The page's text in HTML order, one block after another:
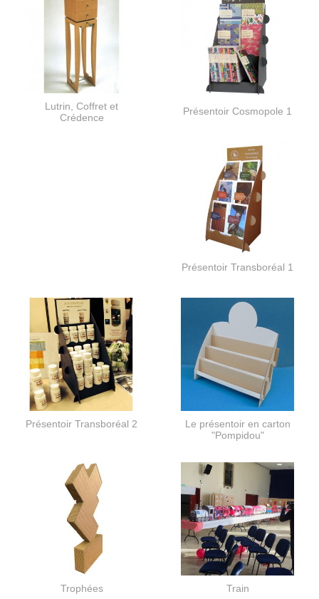
Lutrin, Coffret et
Crédence
Présentoir Cosmopole 1
Présentoir Transboréal 1
Présentoir Transboréal 2
Le présentoir en carton
"Pompidou"
Trophées Train